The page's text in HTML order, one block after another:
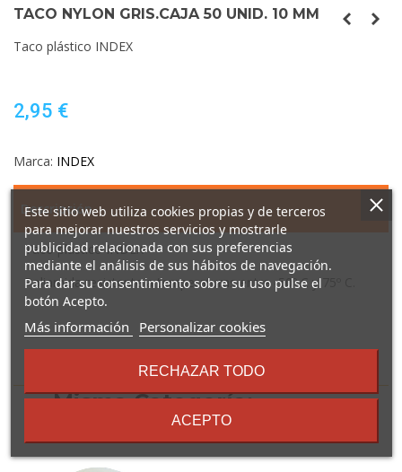
TACO NYLON GRIS.CAJA 50 UNID. 10 MM
Taco plástico INDEX
2,95 €
Marca: INDEX
Descripción
Taco plástico INDEX
Poliamida resistente a temperaturas entre -50º C y 75º C.
16 Otros Productos En La
Misma Categoría:
Este sitio web utiliza cookies propias y de terceros
para mejorar nuestros servicios y mostrarle
publicidad relacionada con sus preferencias
mediante el análisis de sus hábitos de navegación.
Para dar su consentimiento sobre su uso pulse el
botón Acepto.
Más información
sobre
términos
condiciones
Personalizar cookies
RECHAZAR TODO
ACEPTO